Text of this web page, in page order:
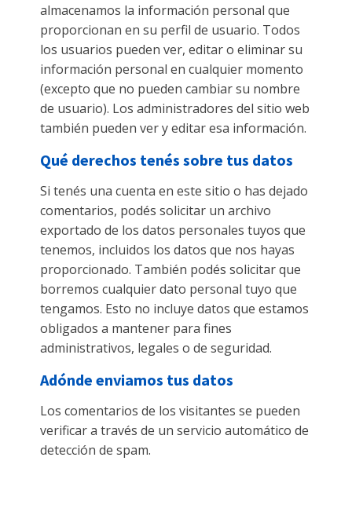
almacenamos la información personal que
proporcionan en su perfil de usuario. Todos
los usuarios pueden ver, editar o eliminar su
información personal en cualquier momento
(excepto que no pueden cambiar su nombre
de usuario). Los administradores del sitio web
también pueden ver y editar esa información.
Qué derechos tenés sobre tus datos
Si tenés una cuenta en este sitio o has dejado
comentarios, podés solicitar un archivo
exportado de los datos personales tuyos que
tenemos, incluidos los datos que nos hayas
proporcionado. También podés solicitar que
borremos cualquier dato personal tuyo que
tengamos. Esto no incluye datos que estamos
obligados a mantener para fines
administrativos, legales o de seguridad.
Adónde enviamos tus datos
Los comentarios de los visitantes se pueden
verificar a través de un servicio automático de
detección de spam.